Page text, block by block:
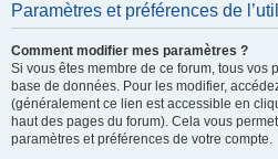
Paramètres et préférences de
Comment modifier mes paramètres ?
Si vous êtes membre de ce forum, tous vos
base de données. Pour les modifier,
(généralement ce lien est accessible en
haut des pages du forum). Cela vous
paramètres et préférences de votre compte.